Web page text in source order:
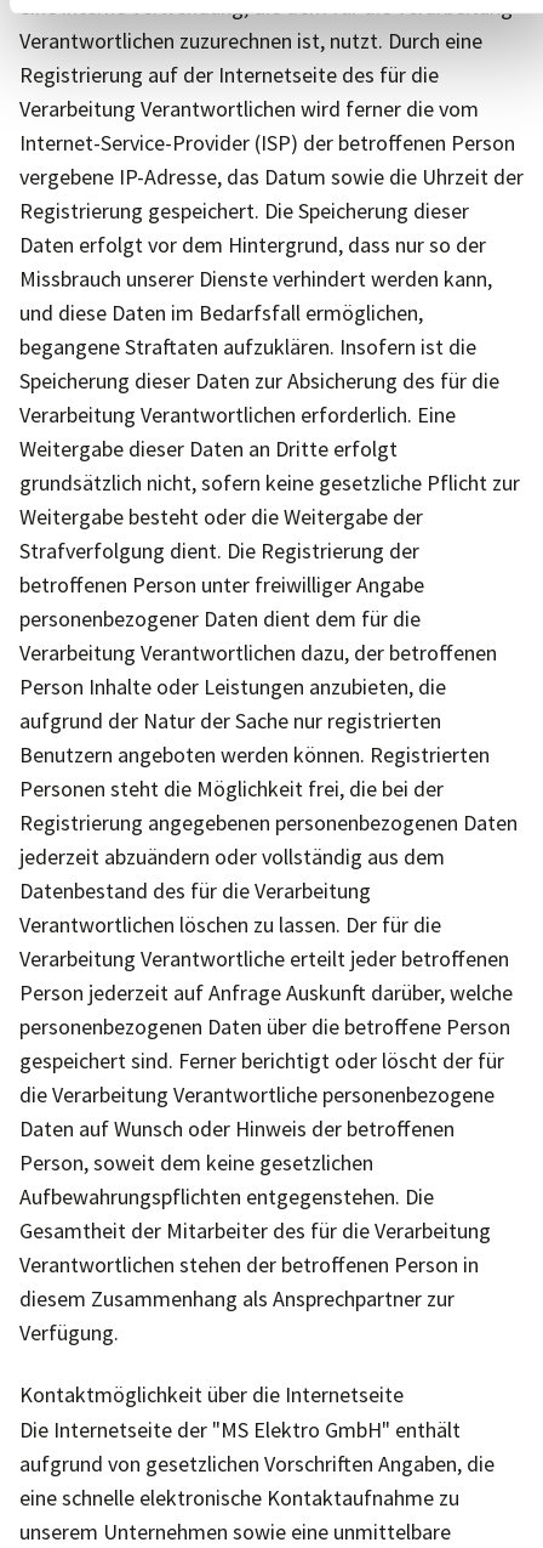
eine interne Verwendung, die dem für die Verarbeitung
Verantwortlichen zuzurechnen ist, nutzt. Durch eine
Registrierung auf der Internetseite des für die
Verarbeitung Verantwortlichen wird ferner die vom
Internet-Service-Provider (ISP) der betroffenen Person
vergebene IP-Adresse, das Datum sowie die Uhrzeit der
Registrierung gespeichert. Die Speicherung dieser
Daten erfolgt vor dem Hintergrund, dass nur so der
Missbrauch unserer Dienste verhindert werden kann,
und diese Daten im Bedarfsfall ermöglichen,
begangene Straftaten aufzuklären. Insofern ist die
Speicherung dieser Daten zur Absicherung des für die
Verarbeitung Verantwortlichen erforderlich. Eine
Weitergabe dieser Daten an Dritte erfolgt
grundsätzlich nicht, sofern keine gesetzliche Pflicht zur
Weitergabe besteht oder die Weitergabe der
Strafverfolgung dient. Die Registrierung der
betroffenen Person unter freiwilliger Angabe
personenbezogener Daten dient dem für die
Verarbeitung Verantwortlichen dazu, der betroffenen
Person Inhalte oder Leistungen anzubieten, die
aufgrund der Natur der Sache nur registrierten
Benutzern angeboten werden können. Registrierten
Personen steht die Möglichkeit frei, die bei der
Registrierung angegebenen personenbezogenen Daten
jederzeit abzuändern oder vollständig aus dem
Datenbestand des für die Verarbeitung
Verantwortlichen löschen zu lassen. Der für die
Verarbeitung Verantwortliche erteilt jeder betroffenen
Person jederzeit auf Anfrage Auskunft darüber, welche
personenbezogenen Daten über die betroffene Person
gespeichert sind. Ferner berichtigt oder löscht der für
die Verarbeitung Verantwortliche personenbezogene
Daten auf Wunsch oder Hinweis der betroffenen
Person, soweit dem keine gesetzlichen
Aufbewahrungspflichten entgegenstehen. Die
Gesamtheit der Mitarbeiter des für die Verarbeitung
Verantwortlichen stehen der betroffenen Person in
diesem Zusammenhang als Ansprechpartner zur
Verfügung.
Kontaktmöglichkeit über die Internetseite
Die Internetseite der "MS Elektro GmbH" enthält
aufgrund von gesetzlichen Vorschriften Angaben, die
eine schnelle elektronische Kontaktaufnahme zu
unserem Unternehmen sowie eine unmittelbare